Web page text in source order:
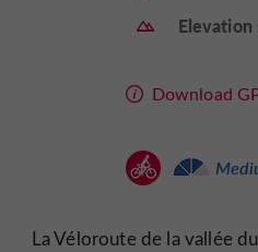
Elevation
Download
La Véloroute de la vallée